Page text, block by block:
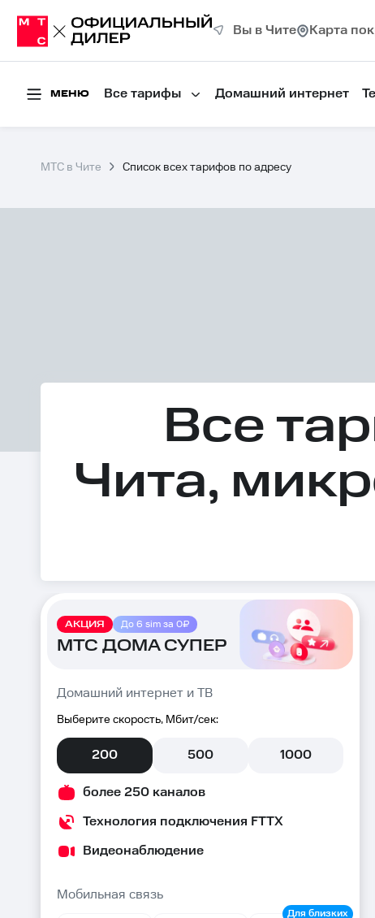
Вы в Чите Карта
МЕНЮ Все тарифы Домашний интернет
МТС в Чите Список всех тарифов по адресу
Все
Чита,
АКЦИЯ До 6 sim за 0₽
МТС ДОМА СУПЕР
Домашний интернет и ТВ
Выберите скорость, Мбит/сек:
200 500 1000
более 250 каналов
Технология подключения FTTX
Видеонаблюдение
Мобильная связь